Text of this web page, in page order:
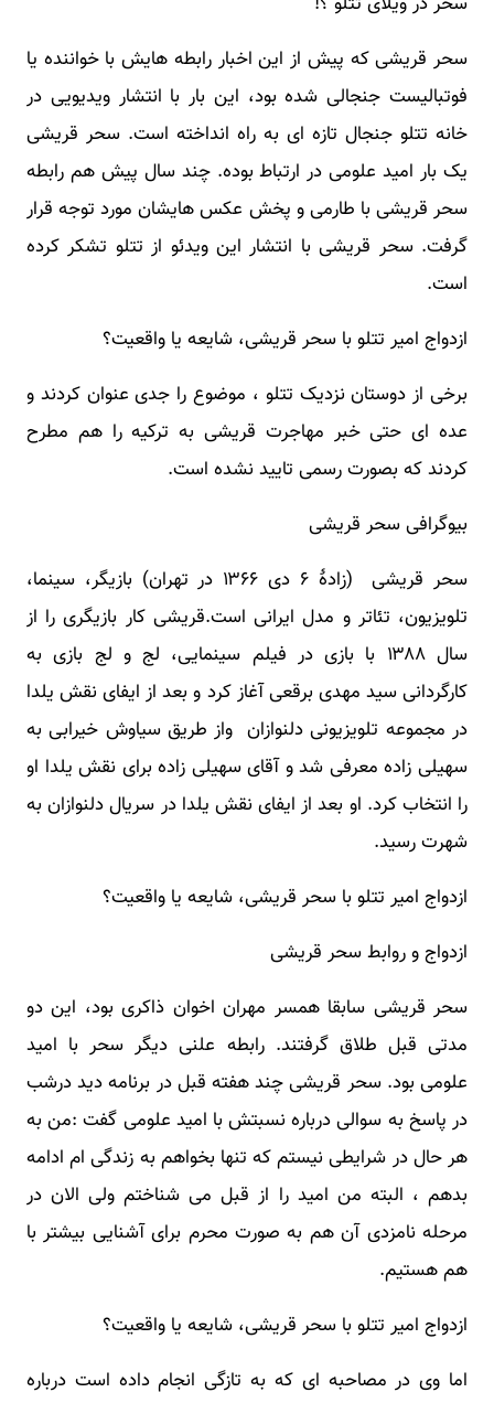
سحر قریشی که پیش از این اخبار رابطه هایش با خواننده یا
فوتبالیست جنجالی شده بود، این بار با انتشار ویدیویی در
خانه تتلو جنجال تازه ای به راه انداخته است. سحر قریشی
یک بار امید علومی در ارتباط بوده. چند سال پیش هم رابطه
سحر قریشی با طارمی و پخش عکس هایشان مورد توجه قرار
گرفت. سحر قریشی با انتشار این ویدئو از تتلو تشکر کرده
است.
ازدواج امیر تتلو با سحر قریشی، شایعه یا واقعیت؟
برخی از دوستان نزدیک تتلو ، موضوع را جدی عنوان کردند و
عده ای حتی خبر مهاجرت قریشی به ترکیه را هم مطرح
کردند که بصورت رسمی تایید نشده است.
بیوگرافی سحر قریشی
سحر قریشی (زادهٔ ۶ دی ۱۳۶۶ در تهران) بازیگر، سینما،
تلویزیون، تئاتر و مدل ایرانی است.قریشی کار بازیگری را از
سال ۱۳۸۸ با بازی در فیلم سینمایی، لج و لج بازی به
کارگردانی سید مهدی برقعی آغاز کرد و بعد از ایفای نقش یلدا
در مجموعه تلویزیونی دلنوازان واز طریق سیاوش خیرابی به
سهیلی زاده معرفی شد و آقای سهیلی زاده برای نقش یلدا او
را انتخاب کرد. او بعد از ایفای نقش یلدا در سریال دلنوازان به
شهرت رسید.
ازدواج امیر تتلو با سحر قریشی، شایعه یا واقعیت؟
ازدواج و روابط سحر قریشی
سحر قریشی سابقا همسر مهران اخوان ذاکری بود، این دو
مدتی قبل طلاق گرفتند. رابطه علنی دیگر سحر با امید
علومی بود. سحر قریشی چند هفته قبل در برنامه دید درشب
در پاسخ به سوالی درباره نسبتش با امید علومی گفت :من به
هر حال در شرایطی نیستم که تنها بخواهم به زندگی ام ادامه
بدهم ، البته من امید را از قبل می شناختم ولی الان در
مرحله نامزدی آن هم به صورت محرم برای آشنایی بیشتر با
هم هستیم.
ازدواج امیر تتلو با سحر قریشی، شایعه یا واقعیت؟
اما وی در مصاحبه ای که به تازگی انجام داده است درباره